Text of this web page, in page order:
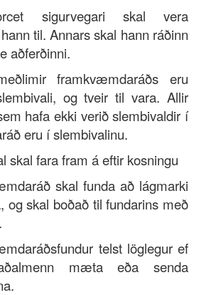
sigurvegari skal vera
til. Annars skal hann ráðinn
aðferðinni.
framkvæmdaráðs eru
og tveir til vara. Allir
hafa ekki verið slembivaldir í
eru í slembivalinu.
skal fara fram á eftir kosningu
skal funda að lágmarki
og skal boðað til fundarins með
telst löglegur ef
mæta eða senda